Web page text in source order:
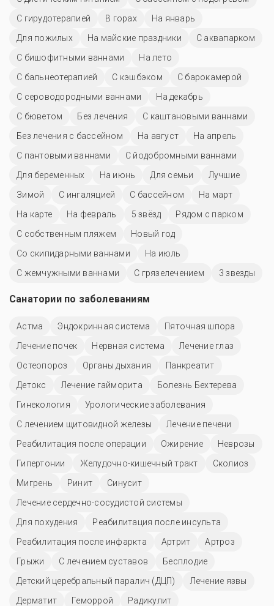
С гирудотерапией
В горах
На январь
Для пожилых
На майские праздники
С аквапарком
С бишофитными ваннами
На лето
С бальнеотерапией
С кэшбэком
С барокамерой
С сероводородными ваннами
На декабрь
С бюветом
Без лечения
С каштановыми ваннами
Без лечения с бассейном
На август
На апрель
С пантовыми ваннами
С йодобромными ваннами
Для беременных
На июнь Для семьи
Лучшие
Зимой
С ингаляцией C бассейном
На март
На карте
На февраль 5 звёзд
Рядом с парком
С собственным пляжем
Новый год
Со скипидарными ваннами
На июль
С жемчужными ваннами
С грязелечением 3 звезды
Санатории по заболеваниям
Астма Эндокринная система
Пяточная шпора
Лечение почек
Нервная система
Лечение глаз
Остеопороз
Органы дыхания
Панкреатит
Детокс
Лечение гайморита
Болезнь Бехтерева
Гинекология
Урологические заболевания
С лечением щитовидной железы
Лечение печени
Реабилитация после операции
Ожирение
Неврозы
Гипертонии
Желудочно-кишечный тракт
Сколиоз
Мигрень
Ринит
Синусит
Лечение сердечно-сосудистой системы
Для похудения
Реабилитация после инсульта
Реабилитация после инфаркта
Артрит
Артроз
Грыжи
С лечением суставов
Бесплодие
Детский церебральный паралич (ДЦП)
Лечение язвы
Дерматит
Геморрой
Радикулит